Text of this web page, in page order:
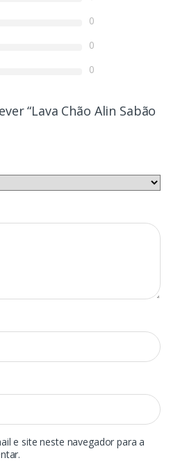
0
0
0
“Lava Chão Alin Sabão
e site neste navegador para a